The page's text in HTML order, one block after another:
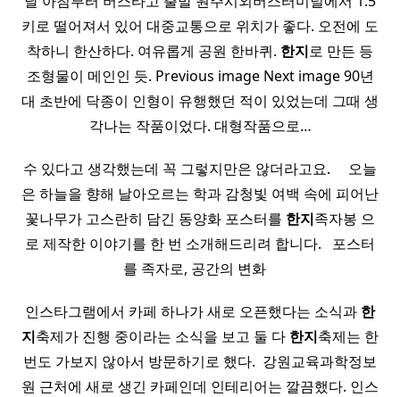
키로 떨어져서 있어 대중교통으로 위치가 좋다. 오전에 도
착하니 한산하다. 여유롭게 공원 한바퀴. 한지로 만든 등
조형물이 메인인 듯. Previous image Next image 90년
대 초반에 닥종이 인형이 유행했던 적이 있었는데 그때 생
각나는 작품이었다. 대형작품으로…
수 있다고 생각했는데 꼭 그렇지만은 않더라고요. ​ ​ ​ ​ 오늘
은 하늘을 향해 날아오르는 학과 감청빛 여백 속에 피어난
꽃나무가 고스란히 담긴 동양화 포스터를 한지족자봉 으
로 제작한 이야기를 한 번 소개해드리려 합니다. ​ ​ 포스터
를 족자로, 공간의 변화 ​ ​ ​
인스타그램에서 카페 하나가 새로 오픈했다는 소식과 한
지축제가 진행 중이라는 소식을 보고 둘 다 한지축제는 한
번도 가보지 않아서 방문하기로 했다. ​ 강원교육과학정보
원 근처에 새로 생긴 카페인데 인테리어는 깔끔했다. 인스